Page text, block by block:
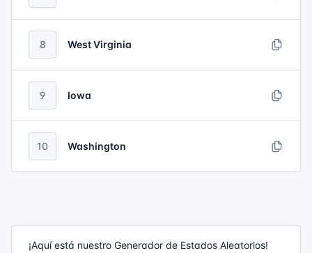
8 West Virginia
9 Iowa
10 Washington
¡Aquí está nuestro Generador de Estados Aleatorios!